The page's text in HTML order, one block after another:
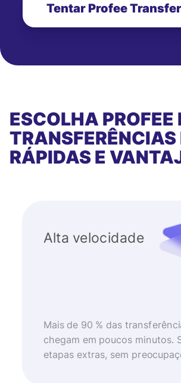
Tentar Profee
ESCOLHA PROFEE
RÁPIDAS E
Alta velocidade
Mais de 90 % das
chegam em poucos minutos.
etapas extras, sem